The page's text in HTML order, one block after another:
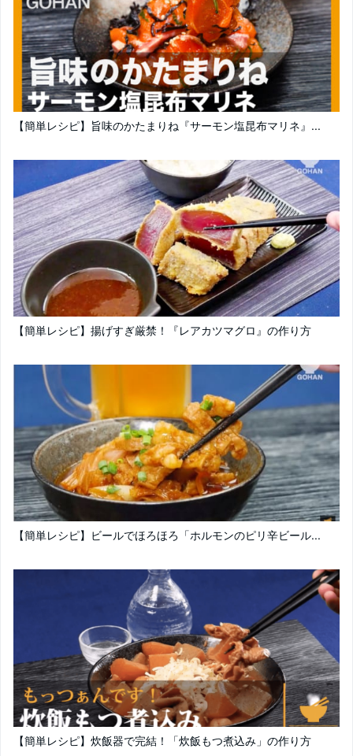
【簡単レシピ】旨味のかたまりね『サーモン塩昆布マリネ』...
【簡単レシピ】揚げすぎ厳禁！『レアカツマグロ』の作り方
【簡単レシピ】ビールでほろほろ「ホルモンのピリ辛ビール...
【簡単レシピ】炊飯器で完結！「炊飯もつ煮込み」の作り方